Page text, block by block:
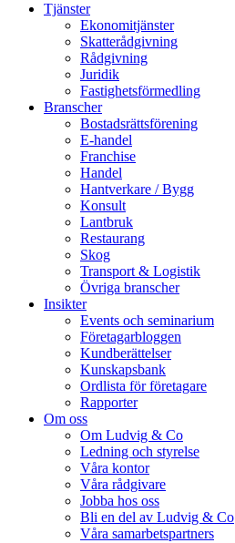
Tjänster
Ekonomitjänster
Skatterådgivning
Rådgivning
Juridik
Fastighetsförmedling
Branscher
Bostadsrättsförening
E-handel
Franchise
Handel
Hantverkare / Bygg
Konsult
Lantbruk
Restaurang
Skog
Transport & Logistik
Övriga branscher
Insikter
Events och seminarium
Företagarbloggen
Kundberättelser
Kunskapsbank
Ordlista för företagare
Rapporter
Om oss
Om Ludvig & Co
Ledning och styrelse
Våra kontor
Våra rådgivare
Jobba hos oss
Bli en del av Ludvig & Co
Våra samarbetspartners